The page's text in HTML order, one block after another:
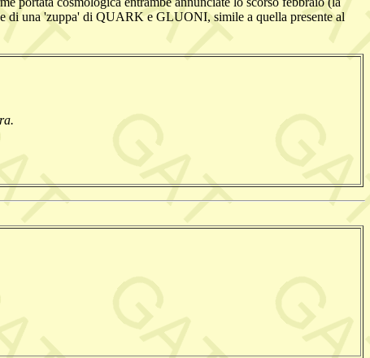
di una 'zuppa' di QUARK e GLUONI, simile a quella presente al